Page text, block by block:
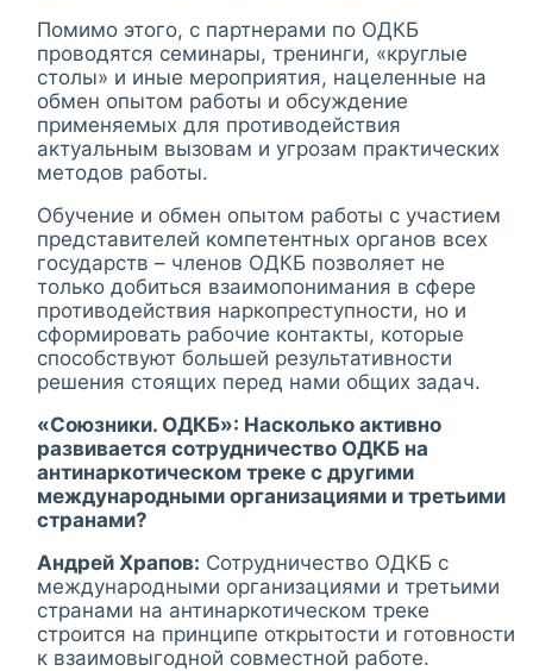
Помимо этого, с партнерами по ОДКБ
проводятся семинары, тренинги, «круглые
столы» и иные мероприятия, нацеленные на
обмен опытом работы и обсуждение
применяемых для противодействия
актуальным вызовам и угрозам практических
методов работы.
Обучение и обмен опытом работы с участием
представителей компетентных органов всех
государств – членов ОДКБ позволяет не
только добиться взаимопонимания в сфере
противодействия наркопреступности, но и
сформировать рабочие контакты, которые
способствуют большей результативности
решения стоящих перед нами общих задач.
«Союзники. ОДКБ»: Насколько активно
развивается сотрудничество ОДКБ на
антинаркотическом треке с другими
международными организациями и третьими
странами?
Андрей Храпов: Сотрудничество ОДКБ с
международными организациями и третьими
странами на антинаркотическом треке
строится на принципе открытости и готовности
к взаимовыгодной совместной работе.